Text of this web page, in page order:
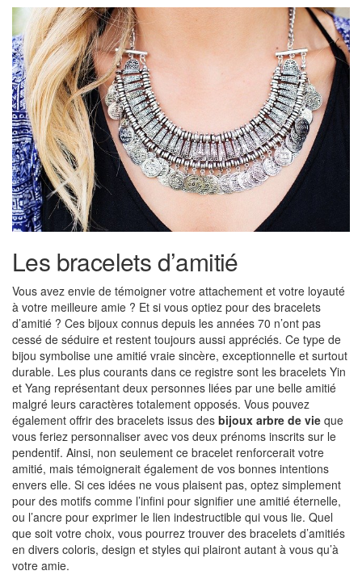
Les bracelets d’amitié
Vous avez envie de témoigner votre attachement et votre loyauté
à votre meilleure amie ? Et si vous optiez pour des bracelets
d’amitié ? Ces bijoux connus depuis les années 70 n’ont pas
cessé de séduire et restent toujours aussi appréciés. Ce type de
bijou symbolise une amitié vraie sincère, exceptionnelle et surtout
durable. Les plus courants dans ce registre sont les bracelets Yin
et Yang représentant deux personnes liées par une belle amitié
malgré leurs caractères totalement opposés. Vous pouvez
également offrir des bracelets issus des bijoux arbre de vie que
vous feriez personnaliser avec vos deux prénoms inscrits sur le
pendentif. Ainsi, non seulement ce bracelet renforcerait votre
amitié, mais témoignerait également de vos bonnes intentions
envers elle. Si ces idées ne vous plaisent pas, optez simplement
pour des motifs comme l’infini pour signifier une amitié éternelle,
ou l’ancre pour exprimer le lien indestructible qui vous lie. Quel
que soit votre choix, vous pourrez trouver des bracelets d’amitiés
en divers coloris, design et styles qui plairont autant à vous qu’à
votre amie.